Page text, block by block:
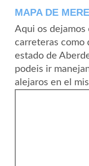
MAPA DE MERE
Aqui os
carreteras como
estado de
podeis ir
alejaros en el